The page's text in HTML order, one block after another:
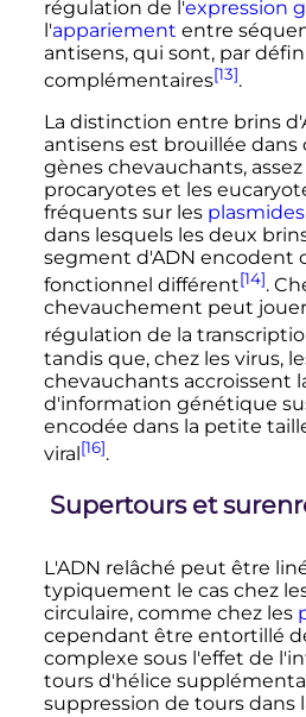
régulation de l'expression
l'appariement entre
antisens, qui sont, par
complémentaires[13].
La distinction entre brins
antisens est brouillée dans
gènes chevauchants, assez
procaryotes et les
fréquents sur les plasmides
dans lesquels les deux
segment d'ADN encodent
fonctionnel différent[14].
chevauchement peut
régulation de la
tandis que, chez les virus,
chevauchants accroissent
d'information génétique
encodée dans la petite
viral[16].
Supertours et
L'ADN relâché peut être
typiquement le cas chez
circulaire, comme chez les
cependant être entortillé
complexe sous l'effet de
tours d'hélice
suppression de tours dans